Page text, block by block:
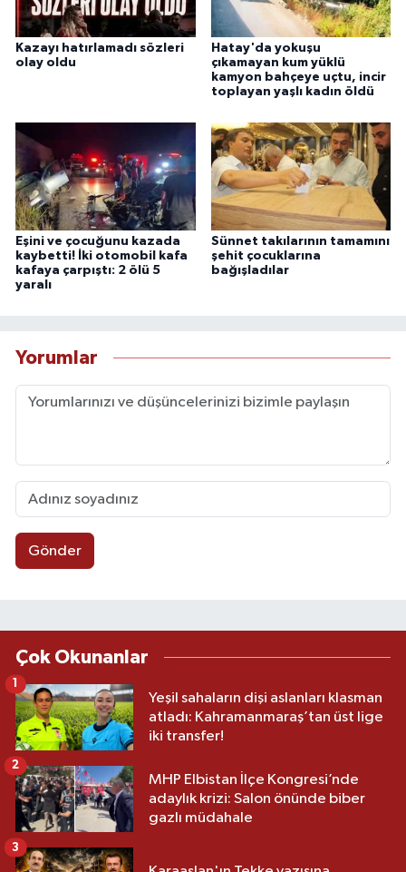
Kazayı hatırlamadı sözleri
olay oldu
Hatay'da yokuşu
çıkamayan kum yüklü
kamyon bahçeye uçtu, incir
toplayan yaşlı kadın öldü
Eşini ve çocuğunu kazada
kaybetti! İki otomobil kafa
kafaya çarpıştı: 2 ölü 5
yaralı
Sünnet takılarının tamamını
şehit çocuklarına
bağışladılar
Yorumlar
Gönder
Çok Okunanlar
Yeşil sahaların dişi aslanları klasman
atladı: Kahramanmaraş’tan üst lige
iki transfer!
1
MHP Elbistan İlçe Kongresi’nde
adaylık krizi: Salon önünde biber
gazlı müdahale
2
3